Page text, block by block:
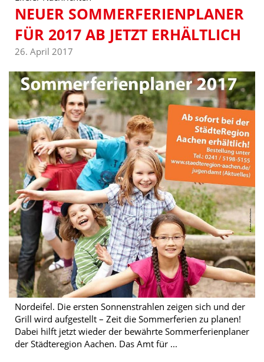
NEUER SOMMERFERIENPLANER
FÜR 2017 AB JETZT ERHÄLTLICH
26. April 2017
Nordeifel. Die ersten Sonnenstrahlen zeigen sich und der
Grill wird aufgestellt – Zeit die Sommerferien zu planen!
Dabei hilft jetzt wieder der bewährte Sommerferienplaner
der Städteregion Aachen. Das Amt für ...